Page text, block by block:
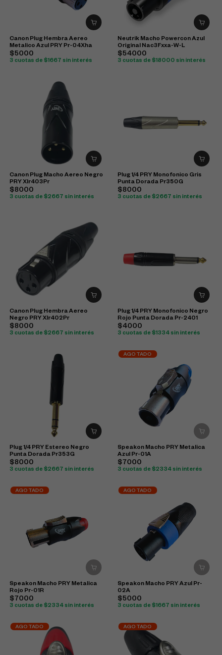
Canon Plug Hembra Aereo
Metalico Azul PRY Pr-04Xha
$5000
3 cuotas de $1667 sin interés
Neutrik Macho Powercon Azul
Original Nac3Fxxa-W-L
$54000
3 cuotas de $18000 sin interés
Canon Plug Macho Aereo Negro
PRY Xlr403Pr
$8000
3 cuotas de $2667 sin interés
Plug 1/4 PRY Monofonico Gris
Punta Dorada Pr350G
$8000
3 cuotas de $2667 sin interés
Canon Plug Hembra Aereo
Negro PRY Xlr402Pr
$8000
3 cuotas de $2667 sin interés
Plug 1/4 PRY Monofonico Negro
Rojo Punta Dorada Pr-2401
$4000
3 cuotas de $1334 sin interés
Plug 1/4 PRY Estereo Negro
Punta Dorada Pr353G
$8000
3 cuotas de $2667 sin interés
AGOTADO
Speakon Macho PRY Metalica
Azul Pr-01A
$7000
3 cuotas de $2334 sin interés
AGOTADO
Speakon Macho PRY Metalica
Rojo Pr-01R
$7000
3 cuotas de $2334 sin interés
AGOTADO
Speakon Macho PRY Azul Pr-
02A
$5000
3 cuotas de $1667 sin interés
AGOTADO AGOTADO